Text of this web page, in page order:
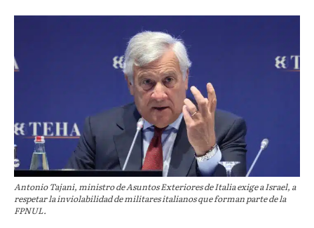
Antonio Tajani, ministro de Asuntos Exteriores de Italia exige a Israel, a
respetar la inviolabilidad de militares italianos que forman parte de la
FPNUL.